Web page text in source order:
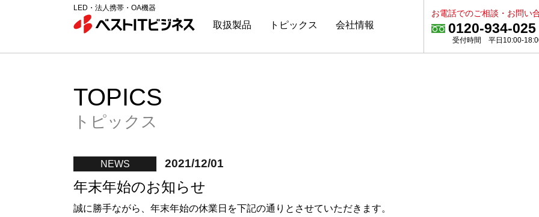
LED・法人携帯・OA機器
取扱製品 トピックス 会社情報
お電話でのご相談・お問い
0120-934-025
受付時間 平日10:00-
TOPICS
トピックス
NEWS 2021/12/01
年末年始のお知らせ
誠に勝手ながら、年末年始の休業日を下記の通りとさせていただきます。